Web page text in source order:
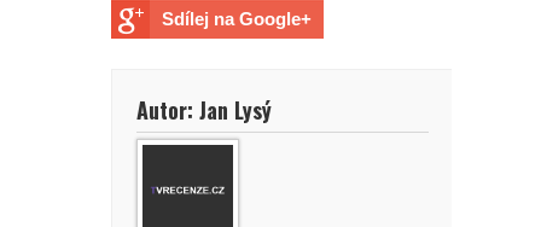
Sdílej na Google+
Autor: Jan Lysý